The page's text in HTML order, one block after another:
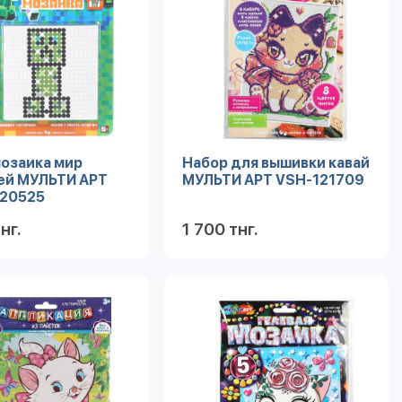
мир
МУЛЬТИ АРТ
Набор для вышивки кавай
МУЛЬТИ АРТ VSH-121709
1 700 тнг.